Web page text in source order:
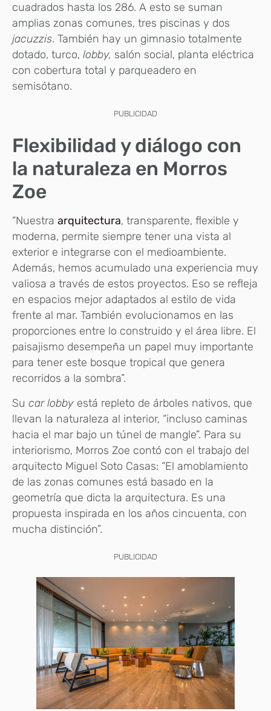
cuadrados hasta los 286. A esto se suman
amplias zonas comunes, tres piscinas y dos
jacuzzis. También hay un gimnasio totalmente
dotado, turco, lobby, salón social, planta eléctrica
con cobertura total y parqueadero en
semisótano.
PUBLICIDAD
Flexibilidad y diálogo con
la naturaleza en Morros
Zoe
“Nuestra arquitectura, transparente, flexible y
moderna, permite siempre tener una vista al
exterior e integrarse con el medioambiente.
Además, hemos acumulado una experiencia muy
valiosa a través de estos proyectos. Eso se refleja
en espacios mejor adaptados al estilo de vida
frente al mar. También evolucionamos en las
proporciones entre lo construido y el área libre. El
paisajismo desempeña un papel muy importante
para tener este bosque tropical que genera
recorridos a la sombra”.
Su car lobby está repleto de árboles nativos, que
llevan la naturaleza al interior, “incluso caminas
hacia el mar bajo un túnel de mangle”. Para su
interiorismo, Morros Zoe contó con el trabajo del
arquitecto Miguel Soto Casas: “El amoblamiento
de las zonas comunes está basado en la
geometría que dicta la arquitectura. Es una
propuesta inspirada en los años cincuenta, con
mucha distinción”.
PUBLICIDAD